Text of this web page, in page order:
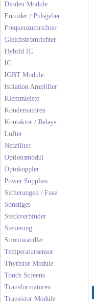
Dioden Module
Encoder / Pulsgeber
Frequenzumrichter
Gleichstromrichter
Hybrid IC
IC
IGBT Module
Isolation Amplifier
Klemmleiste
Kondensatoren
Kontaktor / Relays
Lüfter
Netzfilter
Optionsmodul
Optokoppler
Power Supplies
Sicherungen / Fuse
Sonstiges
Steckverbinder
Steuerung
Stromwandler
Temperatursensor
Thyristor Module
Touch Screens
Transformatoren
Transistor Module